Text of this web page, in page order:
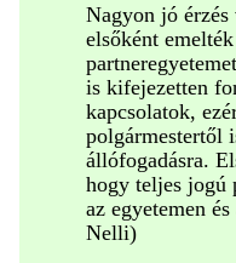
Nagyon jó
elsőként
is kifejezetten
kapcsolatok,
polgármestertől
állófogadásra.
hogy teljes jogú
az egyetemen
Nelli)